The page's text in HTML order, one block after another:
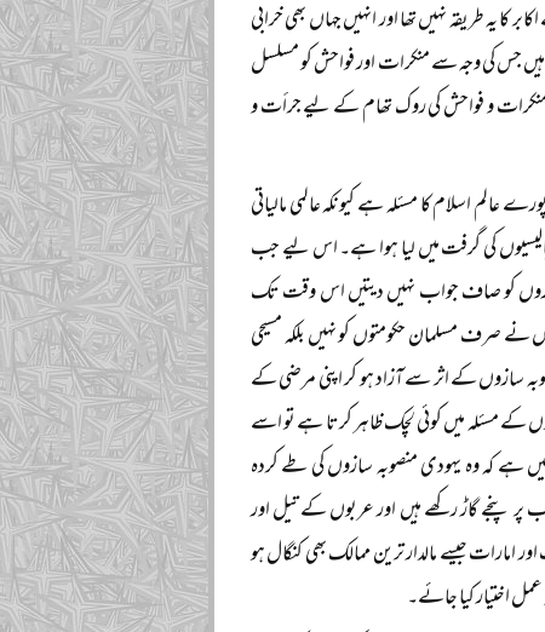
یہ طریقہ نہیں تھا اور انہیں جہاں بھی خرابی
جس کی وجہ سے منکرات اور فواحش کو مسلسل
منکرات و فواحش کی روک تھام کے لیے جرأت و
اسلام کا مسئلہ ہے کیونکہ عالمی مالیاتی
کی گرفت میں لیا ہوا ہے۔ اس لیے جب
اداروں کو صاف جواب نہیں دیتیں اس وقت تک
نے صرف مسلمان حکومتوں کو نہیں بلکہ مسیحی
سازوں کے اثر سے آزاد ہو کر اپنی مرضی کے
کے مسئلہ میں کوئی لچک ظاہر کرتا ہے تو اسے
ہے کہ وہ یہودی منصوبہ سازوں کی طے کردہ
پنجے گاڑ رکھے ہیں اور عربوں کے تیل اور
امارات جیسے مالدار ترین ممالک بھی کنگال ہو
اختیار کیا جائے۔